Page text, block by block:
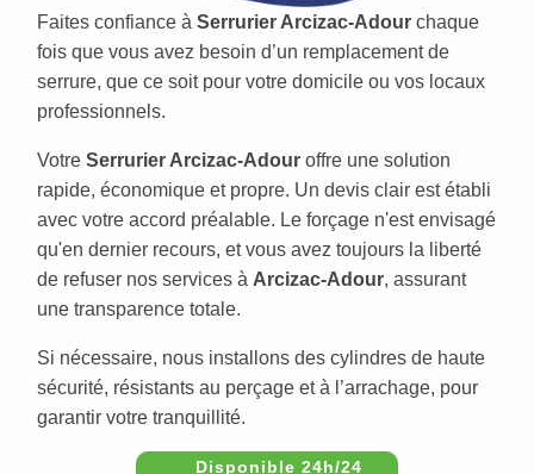
Faites confiance à Serrurier Arcizac-Adour chaque
fois que vous avez besoin d’un remplacement de
serrure, que ce soit pour votre domicile ou vos locaux
professionnels.
Votre Serrurier Arcizac-Adour offre une solution
rapide, économique et propre. Un devis clair est établi
avec votre accord préalable. Le forçage n'est envisagé
qu'en dernier recours, et vous avez toujours la liberté
de refuser nos services à Arcizac-Adour, assurant
une transparence totale.
Si nécessaire, nous installons des cylindres de haute
sécurité, résistants au perçage et à l’arrachage, pour
garantir votre tranquillité.